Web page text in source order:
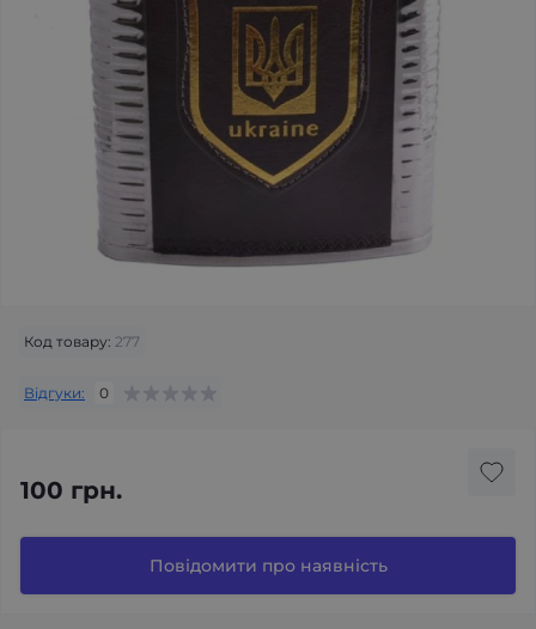
Код товару: 277
Відгуки: 0
100 грн.
Повідомити про наявність